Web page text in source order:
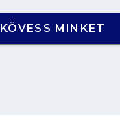
KÖVESS MINKET